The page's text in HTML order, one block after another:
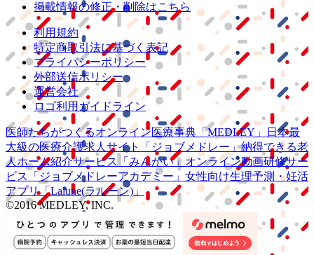
掲載情報の修正・削除はこちら
利用規約
特定商取引法に基づく表記
プライバシーポリシー
外部送信ポリシー
運営会社
ロゴ利用ガイドライン
医師たちがつくるオンライン医療事典 「MEDLEY」
日本最
大級の医療介護求人サイト 「ジョブメドレー」納得できる老
人ホーム紹介サービス
「みんかい」 オンライン動画研修サー
ビス
「ジョブメドレーアカデミー」 女性向け生理予測・妊活
アプリ「Lalune(ラルーン)」
©2016 MEDLEY, INC.